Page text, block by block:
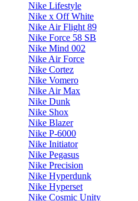
Nike Lifestyle
Nike x Off White
Nike Air Flight 89
Nike Force 58 SB
Nike Mind 002
Nike Air Force
Nike Cortez
Nike Vomero
Nike Air Max
Nike Dunk
Nike Shox
Nike Blazer
Nike P-6000
Nike Initiator
Nike Pegasus
Nike Precision
Nike Hyperdunk
Nike Hyperset
Nike Cosmic Unity